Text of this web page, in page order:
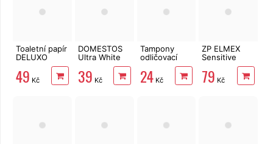
Toaletní papír
DELUXO
3vrstvý 8 rolí,
132 m
49 Kč
DOMESTOS
Ultra White
39 Kč
Tampony
odličovací
LINTEO 120
ks
24Kč
ZP ELMEX
Sensitive
Whitening 75
ml
79 Kč